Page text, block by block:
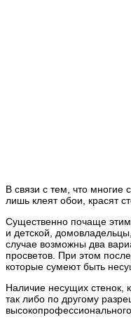
В связи с тем, что многие
лишь клеят обои, красят
Существенно почаще этим
и детской,
случае возможны два
просветов. При этом
которые сумеют быть
Наличие несущих стенок,
так либо по другому